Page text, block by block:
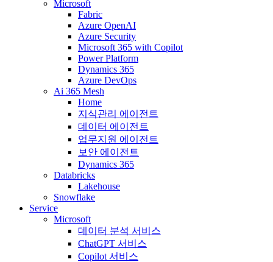
Microsoft
Fabric
Azure OpenAI
Azure Security
Microsoft 365 with Copilot
Power Platform
Dynamics 365
Azure DevOps
Ai 365 Mesh
Home
지식관리 에이전트
데이터 에이전트
업무지원 에이전트
보안 에이전트
Dynamics 365
Databricks
Lakehouse
Snowflake
Service
Microsoft
데이터 분석 서비스
ChatGPT 서비스
Copilot 서비스